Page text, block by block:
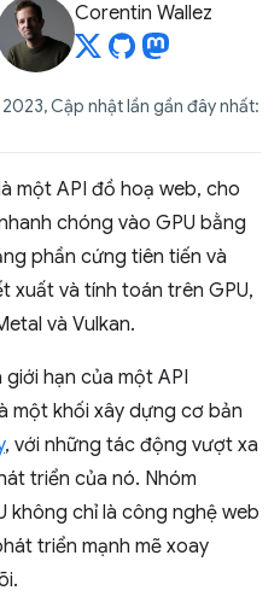
Corentin Wallez
Cập nhật lần gần đây nhất:
một API đồ hoạ web, cho
chóng vào GPU bằng
phần cứng tiên tiến và
xuất và tính toán trên GPU,
và Vulkan.
giới hạn của một API
một khối xây dựng cơ bản
, với những tác động vượt xa
triển của nó. Nhóm
không chỉ là công nghệ web
triển mạnh mẽ xoay